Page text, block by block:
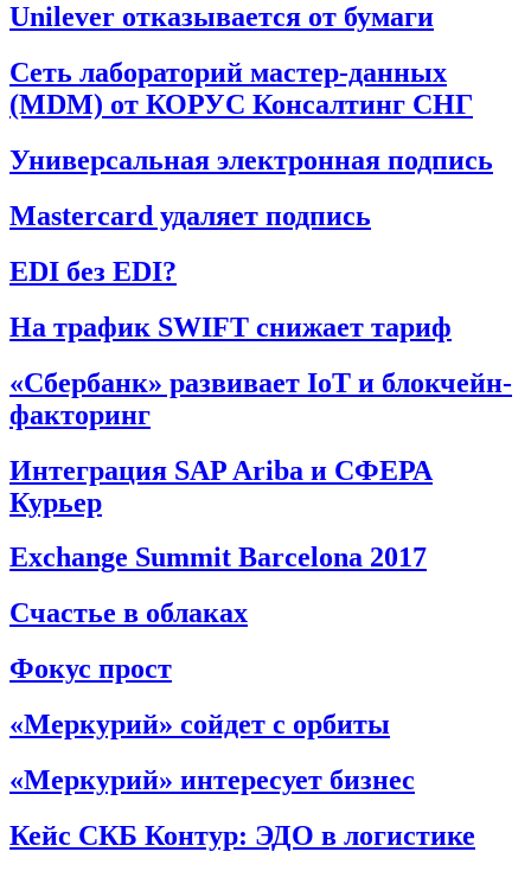
Unilever отказывается от бумаги
Сеть лабораторий мастер-данных
(MDM) от КОРУС Консалтинг СНГ
Универсальная электронная подпись
Mastercard удаляет подпись
EDI без EDI?
На трафик SWIFT снижает тариф
«Сбербанк» развивает IoT и блокчейн-
факторинг
Интеграция SAP Ariba и СФЕРА
Курьер
Exchange Summit Barcelona 2017
Счастье в облаках
Фокус прост
«Меркурий» сойдет с орбиты
«Меркурий» интересует бизнес
Кейс СКБ Контур: ЭДО в логистике